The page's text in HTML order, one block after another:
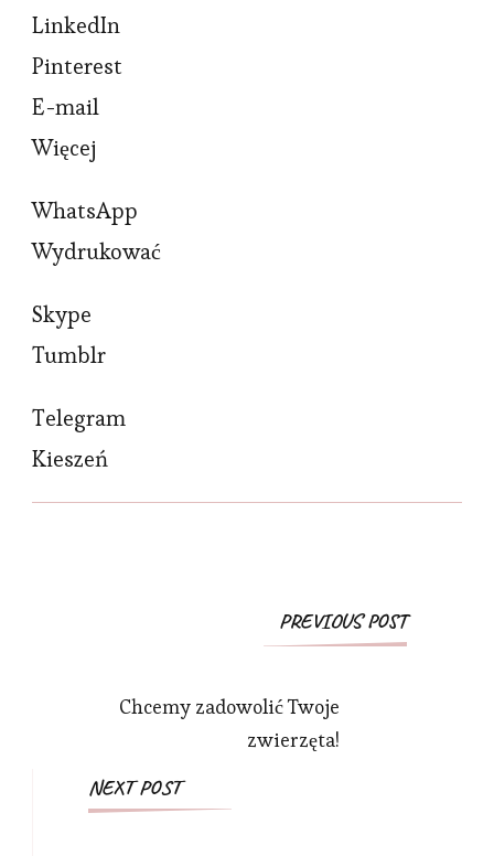
LinkedIn
Pinterest
E-mail
Więcej
WhatsApp
Wydrukować
Skype
Tumblr
Telegram
Kieszeń
PostPREVIOUS POST
Chcemy zadowolić Twoje
zwierzęta!
NEXT POST